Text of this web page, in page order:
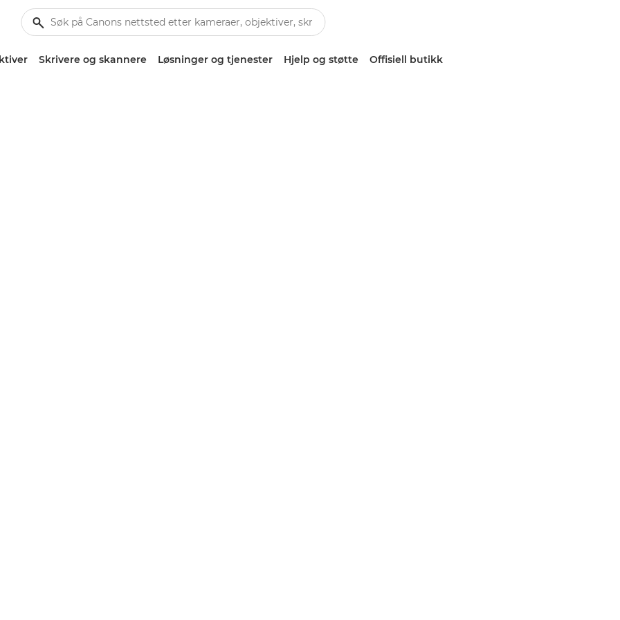
Skrivere og skannere Løsninger og tjenester Hjelp og støtte Offisiell butikk